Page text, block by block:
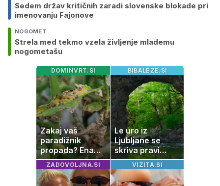
Sedem držav kritičnih zaradi slovenske blokade pri
imenovanju Fajonove
NOGOMET
Strela med tekmo vzela življenje mlademu
nogometašu
DOMINVRT.SI
Zakaj vaš
paradižnik
propada? Ena
napaka lahko
uniči rastline –
tako jih rešite
BIBALEZE.SI
Le uro iz
Ljubljane se
skriva pravi
naravni čudež:
izlet, ki bo
navdušil otroke
ZADOVOLJNA.SI VIZITA.SI